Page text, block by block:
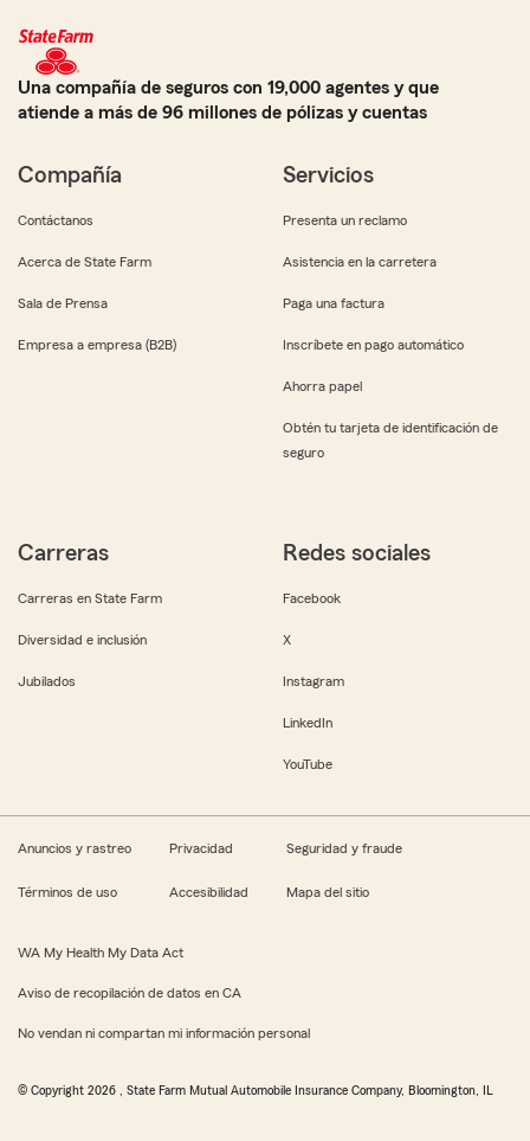
Una compañía de seguros con 19,000 agentes y que
atiende a más de 96 millones de pólizas y cuentas
Compañía
Contáctanos
Acerca de State Farm
Sala de Prensa
Empresa a empresa (B2B)
Servicios
Presenta un reclamo
Asistencia en la carretera
Paga una factura
Inscríbete en pago automático
Ahorra papel
Obtén tu tarjeta de identificación de
seguro
Carreras
Carreras en State Farm
Diversidad e inclusión
Jubilados
Redes sociales
Facebook
X
Instagram
LinkedIn
YouTube
Anuncios y rastreo Privacidad Seguridad y fraude
Términos de uso Accesibilidad Mapa del sitio
WA My Health My Data Act
Aviso de recopilación de datos en CA
No vendan ni compartan mi información personal
© Copyright 2026 , State Farm Mutual Automobile Insurance Company, Bloomington, IL